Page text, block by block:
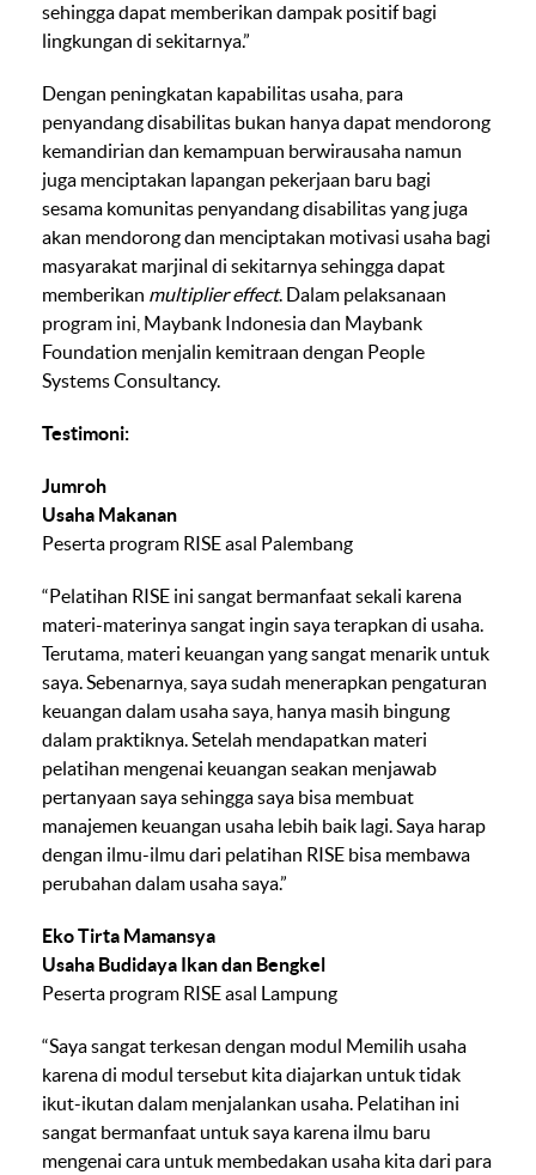
sehingga dapat memberikan dampak positif bagi
lingkungan di sekitarnya.”
Dengan peningkatan kapabilitas usaha, para
penyandang disabilitas bukan hanya dapat mendorong
kemandirian dan kemampuan berwirausaha namun
juga menciptakan lapangan pekerjaan baru bagi
sesama komunitas penyandang disabilitas yang juga
akan mendorong dan menciptakan motivasi usaha bagi
masyarakat marjinal di sekitarnya sehingga dapat
memberikan multiplier effect. Dalam pelaksanaan
program ini, Maybank Indonesia dan Maybank
Foundation menjalin kemitraan dengan People
Systems Consultancy.
Testimoni:
Jumroh
Usaha Makanan
Peserta program RISE asal Palembang
“Pelatihan RISE ini sangat bermanfaat sekali karena
materi-materinya sangat ingin saya terapkan di usaha.
Terutama, materi keuangan yang sangat menarik untuk
saya. Sebenarnya, saya sudah menerapkan pengaturan
keuangan dalam usaha saya, hanya masih bingung
dalam praktiknya. Setelah mendapatkan materi
pelatihan mengenai keuangan seakan menjawab
pertanyaan saya sehingga saya bisa membuat
manajemen keuangan usaha lebih baik lagi. Saya harap
dengan ilmu-ilmu dari pelatihan RISE bisa membawa
perubahan dalam usaha saya.”
Eko Tirta Mamansya
Usaha Budidaya Ikan dan Bengkel
Peserta program RISE asal Lampung
“Saya sangat terkesan dengan modul Memilih usaha
karena di modul tersebut kita diajarkan untuk tidak
ikut-ikutan dalam menjalankan usaha. Pelatihan ini
sangat bermanfaat untuk saya karena ilmu baru
mengenai cara untuk membedakan usaha kita dari para